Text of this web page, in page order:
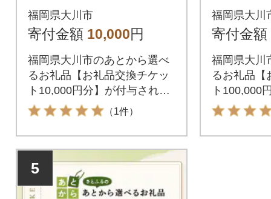
円分
福岡県大川市
寄付金額 10,000円
福岡県大川市のあとから選べ
るお礼品【お礼品交換チケッ
ト10,000円分】が付与されま
す。付与されたお礼品交換チ
ケットは福岡県大川市が指定
するお礼品と交換が可能で
す。
（1件）
0円分
福岡県大川
寄付金額
福岡県大川
るお礼品【
ト100,000
ます。付与
チケットは
定するお礼
5